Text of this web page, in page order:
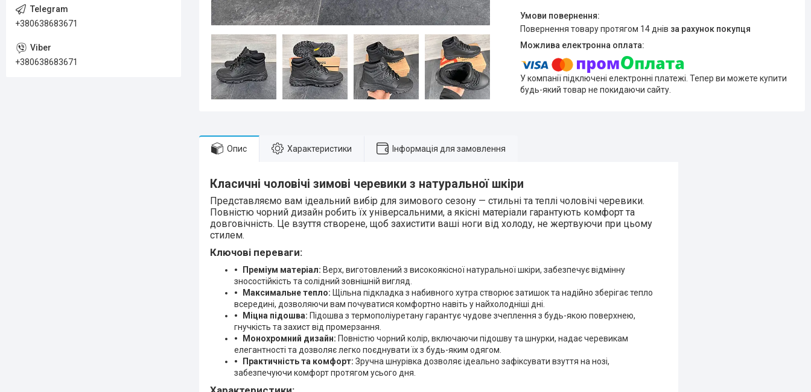
повернення товару протягом 14 днів за рахунок покупця
У компанії підключені електронні платежі. Тепер ви можете купити
будь-який товар не покидаючи сайту.
Опис Характеристики Інформація для замовлення
Класичні чоловічі зимові черевики з натуральної шкіри
Представляємо вам ідеальний вибір для зимового сезону — стильні та теплі чоловічі черевики.
Повністю чорний дизайн робить їх універсальними, а якісні матеріали гарантують комфорт та
довговічність. Це взуття створене, щоб захистити ваші ноги від холоду, не жертвуючи при цьому
стилем.
Ключові переваги:
Преміум матеріал: Верх, виготовлений з високоякісної натуральної шкіри, забезпечує відмінну
зносостійкість та солідний зовнішній вигляд.
Максимальне тепло: Щільна підкладка з набивного хутра створює затишок та надійно зберігає тепло
всередині, дозволяючи вам почуватися комфортно навіть у найхолодніші дні.
Міцна підошва: Підошва з термополіуретану гарантує чудове зчеплення з будь-якою поверхнею,
гнучкість та захист від промерзання.
Монохромний дизайн: Повністю чорний колір, включаючи підошву та шнурки, надає черевикам
елегантності та дозволяє легко поєднувати їх з будь-яким одягом.
Практичність та комфорт: Зручна шнурівка дозволяє ідеально зафіксувати взуття на нозі,
забезпечуючи комфорт протягом усього дня.
+380638683671
+380638683671